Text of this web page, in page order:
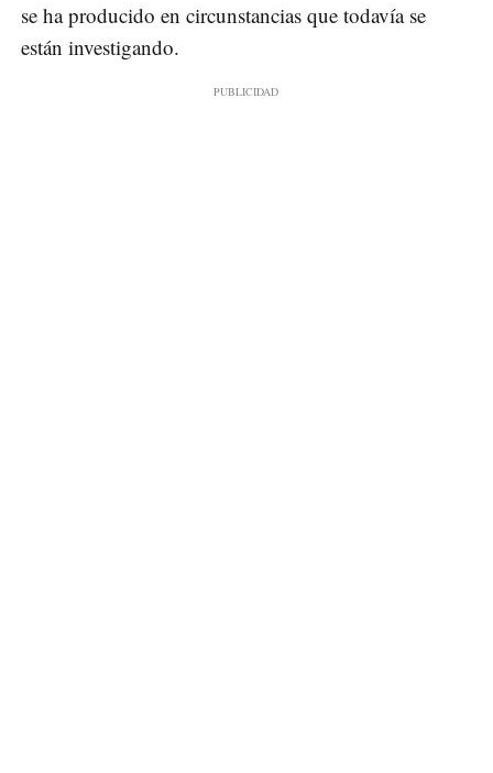
se ha producido en circunstancias que todavía se
están investigando.